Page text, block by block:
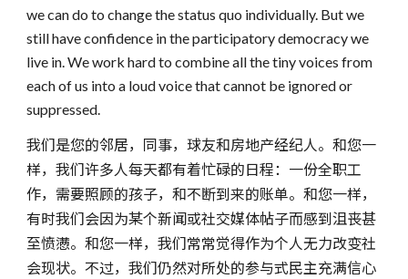
we can do to change the status quo individually. But we
still have confidence in the participatory democracy we
live in. We work hard to combine all the tiny voices from
each of us into a loud voice that cannot be ignored or
suppressed.
我们是您的邻居，同事，球友和房地产经纪人。和您一
样，我们许多人每天都有着忙碌的日程：一份全职工
作，需要照顾的孩子，和不断到来的账单。和您一样，
有时我们会因为某个新闻或社交媒体帖子而感到沮丧甚
至愤懑。和您一样，我们常常觉得作为个人无力改变社
会现状。不过，我们仍然对所处的参与式民主充满信心